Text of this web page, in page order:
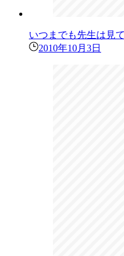
いつまでも先生は見
2010年10月3日